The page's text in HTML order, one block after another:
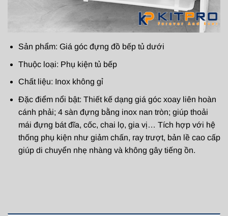
Sản phẩm: Giá góc đựng đồ bếp tủ dưới
Thuộc loại: Phụ kiện tủ bếp
Chất liệu: Inox không gỉ
Đặc điểm nổi bật: Thiết kế dạng giá góc xoay liên hoàn
cánh phải; 4 sàn đựng bằng inox nan tròn; giúp thoải
mái đựng bát đĩa, cốc, chai lọ, gia vị… Tích hợp với hệ
thống phụ kiện như giảm chấn, ray trượt, bản lề cao cấp
giúp di chuyển nhẹ nhàng và không gây tiếng ồn.